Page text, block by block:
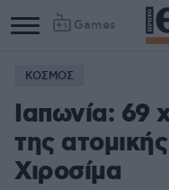
Games
ΚΟΣΜΟΣ
Ιαπωνία: 69
της
Χιροσίμα